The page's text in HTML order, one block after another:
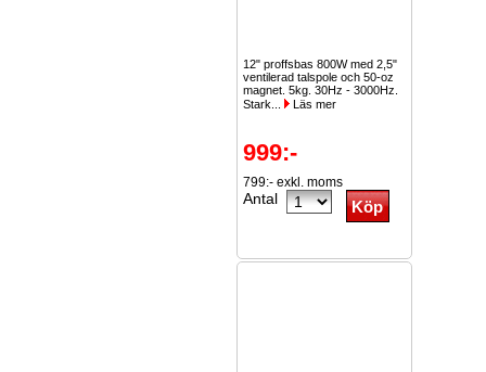
12" proffsbas 800W med 2,5"
ventilerad talspole och 50-oz
magnet. 5kg. 30Hz - 3000Hz.
Stark...
Läs mer
999:-
799:- exkl. moms
Antal